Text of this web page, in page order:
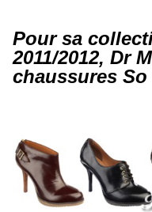
Pour sa
2011/2012, Dr
chaussures